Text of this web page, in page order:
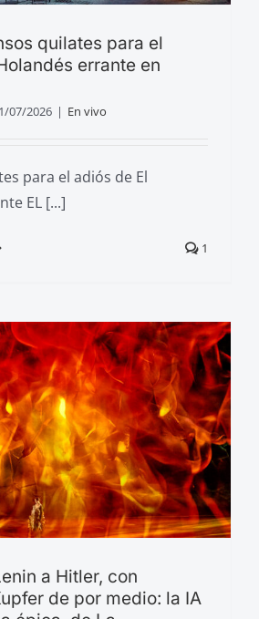
quilates para el
errante en
07/2026 | En vivo
para el adiós de El
EL [...]
1
a Hitler, con
de por medio: la IA